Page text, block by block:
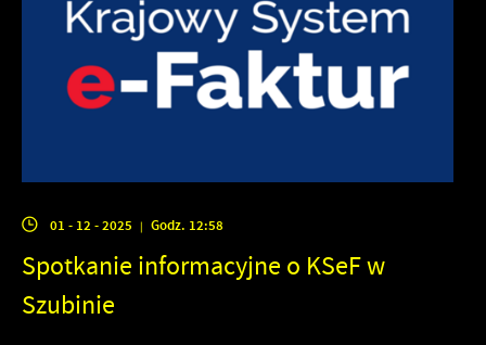
01 - 12 - 2025 | Godz. 12:58
Spotkanie informacyjne o KSeF w
Szubinie